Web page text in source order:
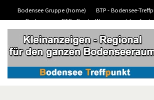
Bodensee Gruppe (home)
BTP - Bodensee-
Bodensee
BTP - Boote-Wassersport-kaufen/
BTP -